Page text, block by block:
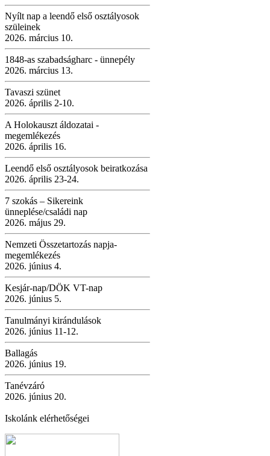
Nyílt nap a leendő első osztályosok
szüleinek
2026. március 10.
1848-as szabadságharc - ünnepély
2026. március 13.
Tavaszi szünet
2026. április 2-10.
A Holokauszt áldozatai -
megemlékezés
2026. április 16.
Leendő első osztályosok beiratkozása
2026. április 23-24.
7 szokás – Sikereink
ünneplése/családi nap
2026. május 29.
Nemzeti Összetartozás napja-
megemlékezés
2026. június 4.
Kesjár-nap/DÖK VT-nap
2026. június 5.
Tanulmányi kirándulások
2026. június 11-12.
Ballagás
2026. június 19.
Tanévzáró
2026. június 20.
Iskolánk elérhetőségei